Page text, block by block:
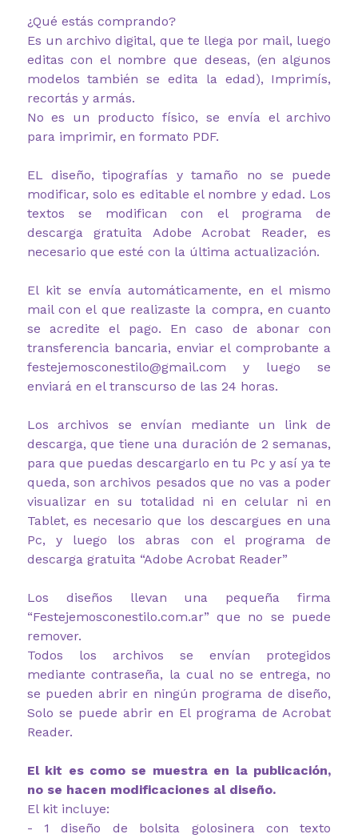
¿Qué estás comprando?
Es un archivo digital, que te llega por mail, luego
editas con el nombre que deseas, (en algunos
modelos también se edita la edad), Imprimís,
recortás y armás.
No es un producto físico, se envía el archivo
para imprimir, en formato PDF.
EL diseño, tipografías y tamaño no se puede
modificar, solo es editable el nombre y edad. Los
textos se modifican con el programa de
descarga gratuita Adobe Acrobat Reader, es
necesario que esté con la última actualización.
El kit se envía automáticamente, en el mismo
mail con el que realizaste la compra, en cuanto
se acredite el pago. En caso de abonar con
transferencia bancaria, enviar el comprobante a
festejemosconestilo@gmail.com y luego se
enviará en el transcurso de las 24 horas.
Los archivos se envían mediante un link de
descarga, que tiene una duración de 2 semanas,
para que puedas descargarlo en tu Pc y así ya te
queda, son archivos pesados que no vas a poder
visualizar en su totalidad ni en celular ni en
Tablet, es necesario que los descargues en una
Pc, y luego los abras con el programa de
descarga gratuita “Adobe Acrobat Reader”
Los diseños llevan una pequeña firma
“Festejemosconestilo.com.ar” que no se puede
remover.
Todos los archivos se envían protegidos
mediante contraseña, la cual no se entrega, no
se pueden abrir en ningún programa de diseño,
Solo se puede abrir en El programa de Acrobat
Reader.
El kit es como se muestra en la publicación,
no se hacen modificaciones al diseño.
El kit incluye:
- 1 diseño de bolsita golosinera con texto